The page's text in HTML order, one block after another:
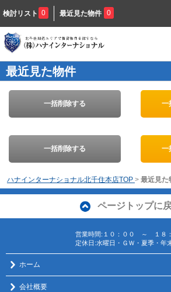
検討リスト 0 最近見た物件 0
最近見た物件
一括削除する 一
一括削除する 一
ハナインターナショナル北千住本店TOP > 最近見た
ページトップに
営業時間:１０：００ ～ １８
定休日:水曜日・ＧＷ・夏季・年
ホーム
会社概要